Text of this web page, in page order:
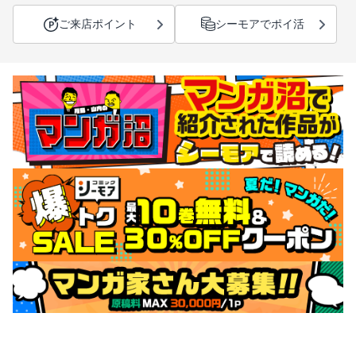
ご来店ポイント シーモアでポイ活